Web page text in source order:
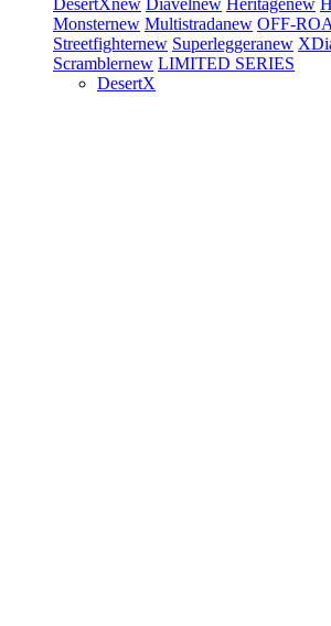
DesertXnew Diavelnew Heritagenew
Monsternew Multistradanew OFF-
Streetfighternew Superleggeranew
Scramblernew LIMITED SERIES
DesertX